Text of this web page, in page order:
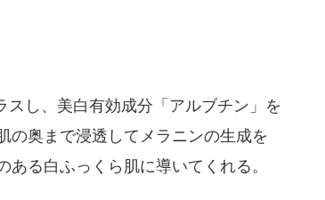
し、美白有効成分「アルブチン」を
の奥まで浸透してメラニンの生成を
る白ふっくら肌に導いてくれる。